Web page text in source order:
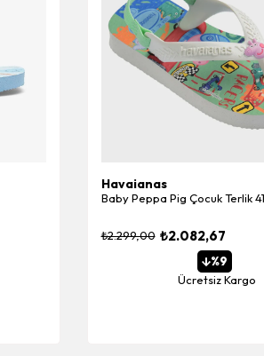
Havaianas
Baby Peppa Pig Çocuk Terlik
₺2.082,67
₺2.299,00
%9
Ücretsiz Kargo